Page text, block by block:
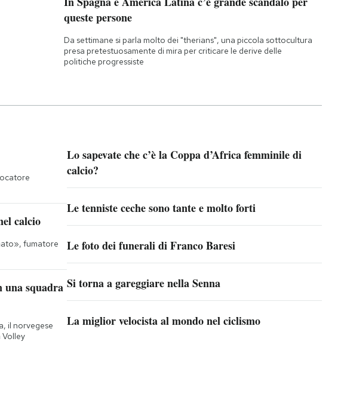
queste persone
Da settimane si parla molto dei "therians", una piccola sottocultura
presa pretestuosamente di mira per criticare le derive delle
politiche progressiste
calcio
fumatore
una squadra
il norvegese
Lo sapevate che c’è la Coppa d’Africa femminile di
calcio?
Le tenniste ceche sono tante e molto forti
Le foto dei funerali di Franco Baresi
Si torna a gareggiare nella Senna
La miglior velocista al mondo nel ciclismo